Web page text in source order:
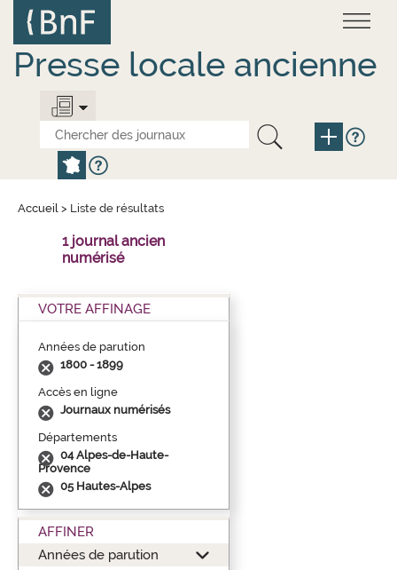
contenu
principal
Presse locale ancienne
Accueil > Liste de résultats
1 journal ancien
numérisé
VOTRE AFFINAGE
Années de parution
1800 - 1899
Accès en ligne
Journaux numérisés
Départements
04 Alpes-de-Haute-
Provence
05 Hautes-Alpes
AFFINER
Années de parution
Panneau de gestion des cookies